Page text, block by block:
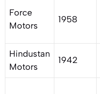
Force
Motors
1958
Hindustan
Motors
1942